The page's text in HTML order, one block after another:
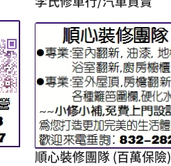
順心裝修團隊 (百萬保險)